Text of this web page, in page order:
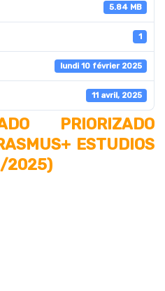
5.84 MB
1
lundi 10 février 2025
11 avril, 2025
PRIORIZADO
ESTUDIOS
2025)